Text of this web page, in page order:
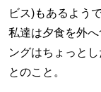
ビス)もあるようで
私達は夕食を外
ングはちょっと
とのこと。